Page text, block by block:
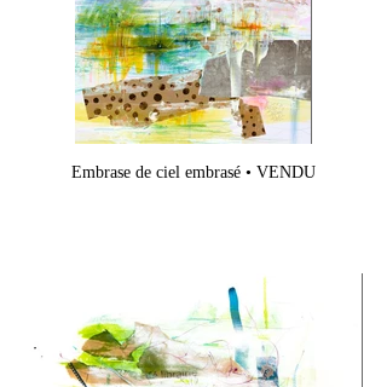
Embrase de ciel embrasé • VENDU